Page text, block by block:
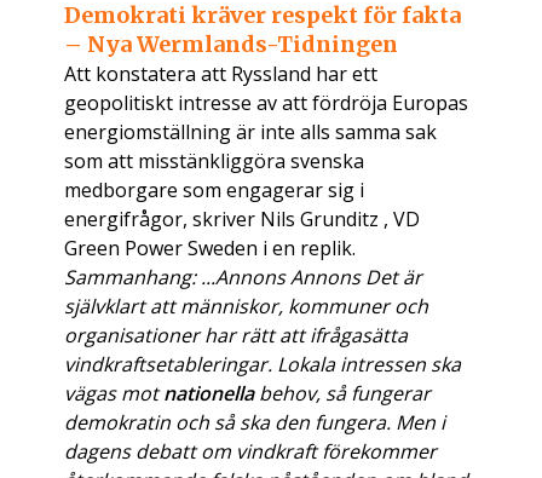
Demokrati kräver respekt för fakta
– Nya Wermlands-Tidningen
Att konstatera att Ryssland har ett
geopolitiskt intresse av att fördröja Europas
energiomställning är inte alls samma sak
som att misstänkliggöra svenska
medborgare som engagerar sig i
energifrågor, skriver Nils Grunditz , VD
Green Power Sweden i en replik.
Sammanhang: ...Annons Annons Det är
självklart att människor, kommuner och
organisationer har rätt att ifrågasätta
vindkraftsetableringar. Lokala intressen ska
vägas motnationellabehov, så fungerar
demokratin och så ska den fungera. Men i
dagens debatt om vindkraft förekommer